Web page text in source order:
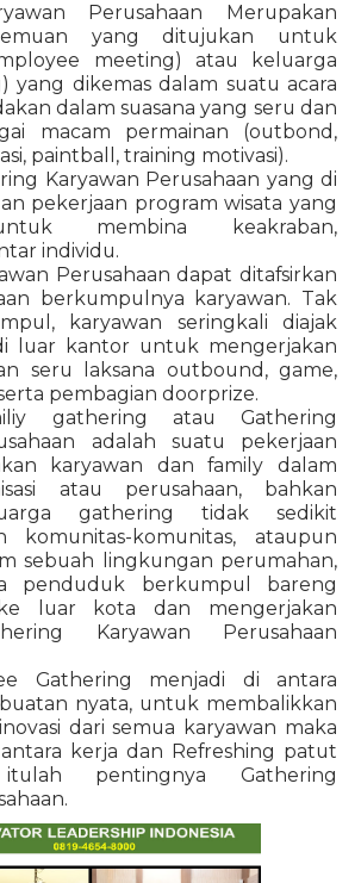
Perusahaan Merupakan
yang ditujukan untuk
meeting) atau keluarga
yang dikemas dalam suatu acara
dalam suasana yang seru dan
macam permainan (outbond,
paintball, training motivasi).
Karyawan Perusahaan yang di
pekerjaan program wisata yang
membina keakraban,
individu.
Perusahaan dapat ditafsirkan
berkumpulnya karyawan. Tak
karyawan seringkali diajak
luar kantor untuk mengerjakan
seru laksana outbound, game,
pembagian doorprize.
gathering atau Gathering
adalah suatu pekerjaan
karyawan dan family dalam
atau perusahaan, bahkan
gathering tidak sedikit
komunitas-komunitas, ataupun
sebuah lingkungan perumahan,
penduduk berkumpul bareng
luar kota dan mengerjakan
Karyawan Perusahaan
Gathering menjadi di antara
nyata, untuk membalikkan
dari semua karyawan maka
kerja dan Refreshing patut
pentingnya Gathering